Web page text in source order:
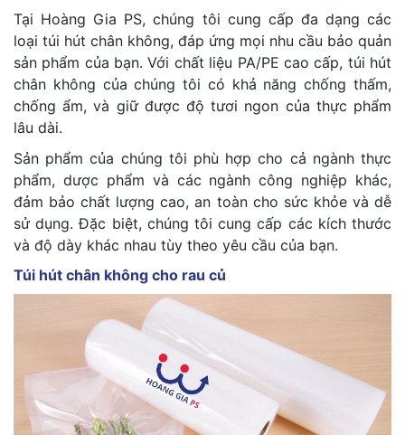
Tại Hoàng Gia PS, chúng tôi cung cấp đa dạng các
loại túi hút chân không, đáp ứng mọi nhu cầu bảo quản
sản phẩm của bạn. Với chất liệu PA/PE cao cấp, túi hút
chân không của chúng tôi có khả năng chống thấm,
chống ẩm, và giữ được độ tươi ngon của thực phẩm
lâu dài.
Sản phẩm của chúng tôi phù hợp cho cả ngành thực
phẩm, dược phẩm và các ngành công nghiệp khác,
đảm bảo chất lượng cao, an toàn cho sức khỏe và dễ
sử dụng. Đặc biệt, chúng tôi cung cấp các kích thước
và độ dày khác nhau tùy theo yêu cầu của bạn.
Túi hút chân không cho rau củ